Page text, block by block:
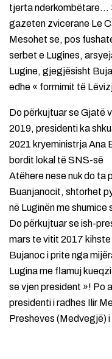
tjerta nderkombëtare…
gazeten zvicerane Le
Mesohet se, pos
serbet e Lugines,
Lugine, gjegjësisht
edhe « formimit të
Do përkujtuar se Gjatë
2019, presidenti ka
2021 kryeministrja Ana
bordit lokal të SNS-së
Atëhere nese nuk do ta
Buanjanocit, shtorhet
në Luginën me
Do përkujtuar se ish-
mars te vitit 2017 kihste
Bujanoc i prite nga
Lugina me flamuj
se vjen president »! Po
presidenti i radhes Ilir
Presheves (Medvegjë)